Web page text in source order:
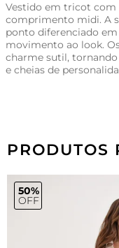
Vestido em tricot com
comprimento midi. A
ponto diferenciado
movimento ao look.
charme sutil, tornando
e cheias de
PRODUTOS
50%
OFF